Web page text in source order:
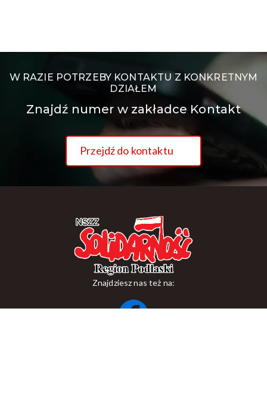
W RAZIE POTRZEBY KONTAKTU Z KONKRETNYM
DZIAŁEM
Znajdź numer w zakładce Kontakt
Przejdź do kontaktu
Znajdziesz nas też na: